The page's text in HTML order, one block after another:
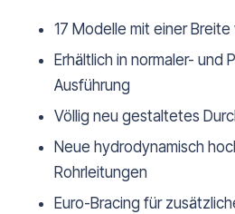
17 Modelle mit einer
Erhältlich in normaler- und
Ausführung
Völlig neu gestaltetes
Neue hydrodynamisch
Rohrleitungen
Euro-Bracing für